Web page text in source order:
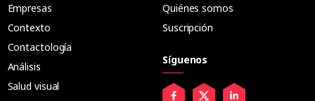
Empresas
Contexto
Contactología
Análisis
Salud visual
Quiénes somos
Suscripción
Síguenos